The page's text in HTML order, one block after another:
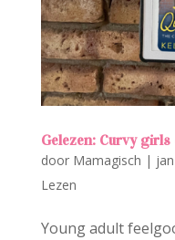
Gelezen: Curvy
door Mamagisch |
Lezen
Young adult